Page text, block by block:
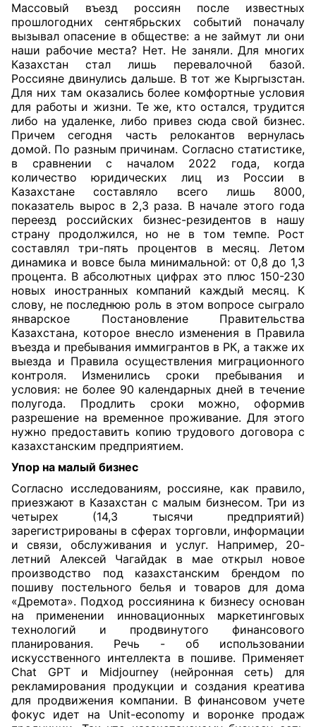
Массовый въезд россиян после известных
прошлогодних сентябрьских событий поначалу
вызывал опасение в обществе: а не займут ли они
наши рабочие места? Нет. Не заняли. Для многих
Казахстан стал лишь перевалочной базой.
Россияне двинулись дальше. В тот же Кыргызстан.
Для них там оказались более комфортные условия
для работы и жизни. Те же, кто остался, трудится
либо на удаленке, либо привез сюда свой бизнес.
Причем сегодня часть релокантов вернулась
домой. По разным причинам. Согласно статистике,
в сравнении с началом 2022 года, когда
количество юридических лиц из России в
Казахстане составляло всего лишь 8000,
показатель вырос в 2,3 раза. В начале этого года
переезд российских бизнес-резидентов в нашу
страну продолжился, но не в том темпе. Рост
составлял три-пять процентов в месяц. Летом
динамика и вовсе была минимальной: от 0,8 до 1,3
процента. В абсолютных цифрах это плюс 150-230
новых иностранных компаний каждый месяц. К
слову, не последнюю роль в этом вопросе сыграло
январское Постановление Правительства
Казахстана, которое внесло изменения в Правила
въезда и пребывания иммигрантов в РК, а также их
выезда и Правила осуществления миграционного
контроля. Изменились сроки пребывания и
условия: не более 90 календарных дней в течение
полугода. Продлить сроки можно, оформив
разрешение на временное проживание. Для этого
нужно предоставить копию трудового договора с
казахстанским предприятием.
Упор на малый бизнес
Согласно исследованиям, россияне, как правило,
приезжают в Казахстан с малым бизнесом. Три из
четырех (14,3 тысячи предприятий)
зарегистрированы в сферах торговли, информации
и связи, обслуживания и услуг. Например, 20-
летний Алексей Чагайдак в мае открыл новое
производство под казахстанским брендом по
пошиву постельного белья и товаров для дома
«Дремота». Подход россиянина к бизнесу основан
на применении инновационных маркетинговых
технологий и продвинутого финансового
планирования. Речь - об использовании
искусственного интеллекта в пошиве. Применяет
Chat GPT и Midjourney (нейронная сеть) для
рекламирования продукции и создания креатива
для продвижения компании. В финансовом учете
фокус идет на Unit-economy и воронке продаж